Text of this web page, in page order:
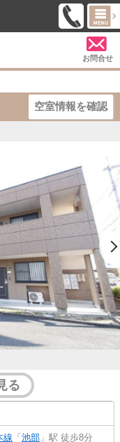
お問合せ
空室情報を確認
る
線 「 池部 」駅 徒歩8分